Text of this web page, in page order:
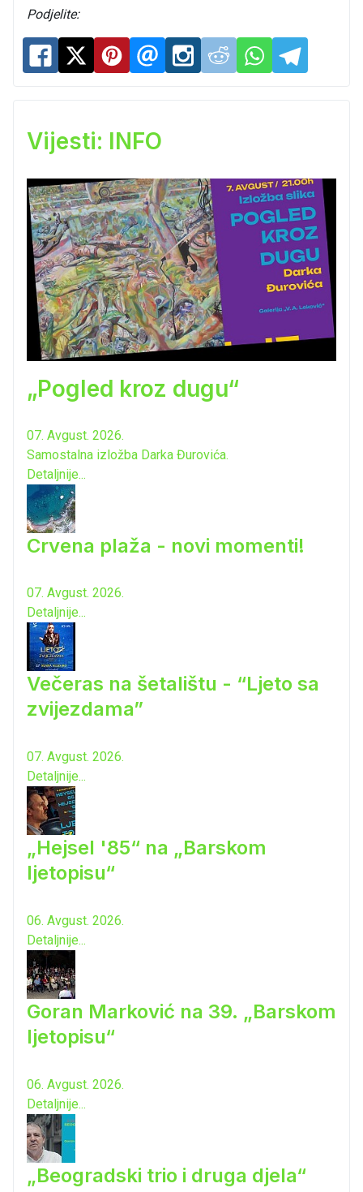
Podjelite:
Vijesti: INFO
„Pogled kroz dugu“
07. Avgust. 2026.
Samostalna izložba Darka Đurovića.
Detaljnije...
Crvena plaža - novi momenti!
07. Avgust. 2026.
Detaljnije...
Večeras na šetalištu - “Ljeto sa
zvijezdama”
07. Avgust. 2026.
Detaljnije...
„Hejsel '85“ na „Barskom
ljetopisu“
06. Avgust. 2026.
Detaljnije...
Goran Marković na 39. „Barskom
ljetopisu“
06. Avgust. 2026.
Detaljnije...
„Beogradski trio i druga djela“